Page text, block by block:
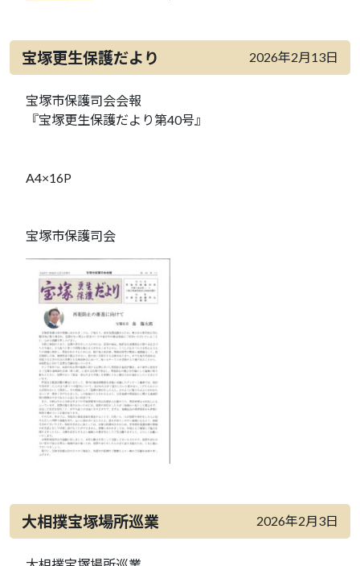
宝塚更生保護だより 2026年2月13日
宝塚市保護司会会報
『宝塚更生保護だより第40号』
A4×16P
宝塚市保護司会
大相撲宝塚場所巡業 2026年2月3日